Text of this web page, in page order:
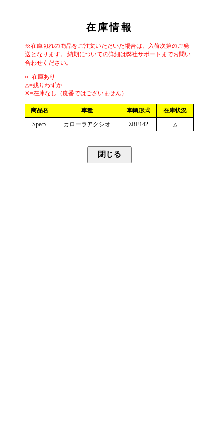
在庫情報
※在庫切れの商品をご注文いただいた場合は、入荷次第のご発
送となります。 納期についての詳細は弊社サポートまでお問い
合わせください。
○=在庫あり
△=残りわずか
✕=在庫なし（廃番ではございません）
商品名 車種 車輌形式
在庫状況
SpecS
カローラアクシオ ZRE142 △